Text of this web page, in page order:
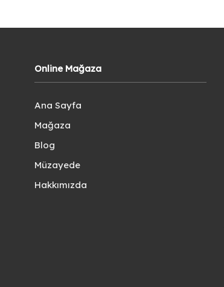
Online Mağaza
Ana Sayfa
Mağaza
Blog
Müzayede
Hakkımızda